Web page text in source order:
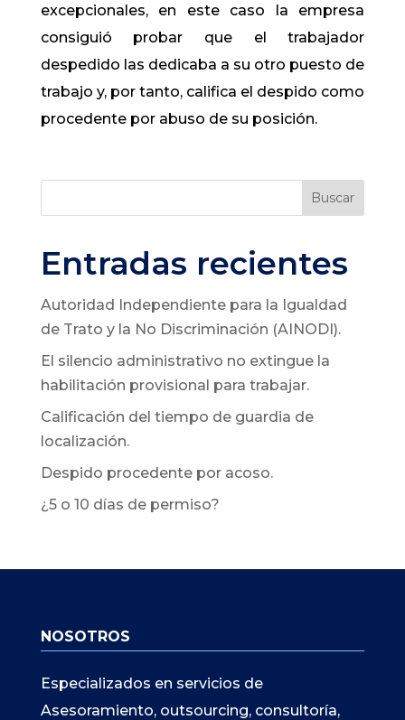
excepcionales, en este caso la empresa
consiguió probar que el trabajador
despedido las dedicaba a su otro puesto de
trabajo y, por tanto, califica el despido como
procedente por abuso de su posición.
Buscar
Entradas recientes
Autoridad Independiente para la Igualdad
de Trato y la No Discriminación (AINODI).
El silencio administrativo no extingue la
habilitación provisional para trabajar.
Calificación del tiempo de guardia de
localización.
Despido procedente por acoso.
¿5 o 10 días de permiso?
NOSOTROS
Especializados en servicios de
Asesoramiento, outsourcing, consultoría,